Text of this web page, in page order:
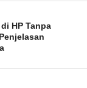
HP Tanpa